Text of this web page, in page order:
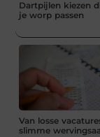
Dartpijlen kiezen
je worp passen
Van losse
slimme